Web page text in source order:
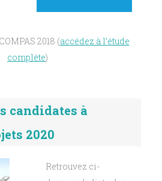
2018 (accédez à l’étude
complète)
candidates à
2020
Retrouvez ci-